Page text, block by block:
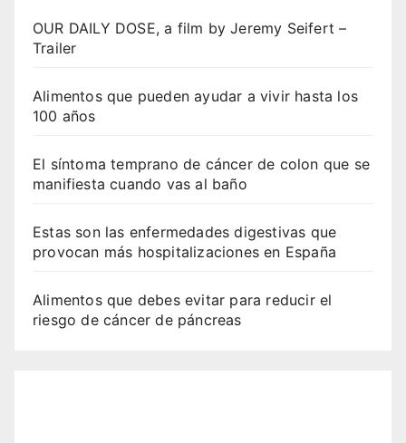
OUR DAILY DOSE, a film by Jeremy Seifert –
Trailer
Alimentos que pueden ayudar a vivir hasta los
100 años
El síntoma temprano de cáncer de colon que se
manifiesta cuando vas al baño
Estas son las enfermedades digestivas que
provocan más hospitalizaciones en España
Alimentos que debes evitar para reducir el
riesgo de cáncer de páncreas